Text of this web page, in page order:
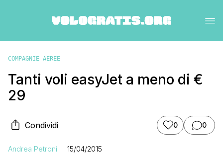
COMPAGNIE AEREE
Tanti voli easyJet a meno di €
29
Condividi 0 0
Andrea Petroni 15/04/2015